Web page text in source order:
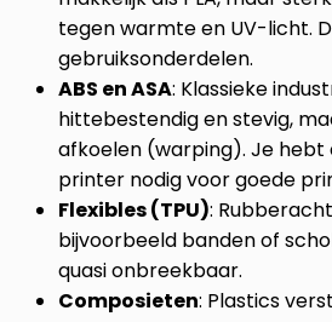
tegen warmte en UV-licht.
gebruiksonderdelen.
ABS en ASA: Klassieke
hittebestendig en stevig,
afkoelen (warping). Je hebt
printer nodig voor goede
Flexibles (TPU):
bijvoorbeeld banden of
quasi onbreekbaar.
Composieten: Plastics